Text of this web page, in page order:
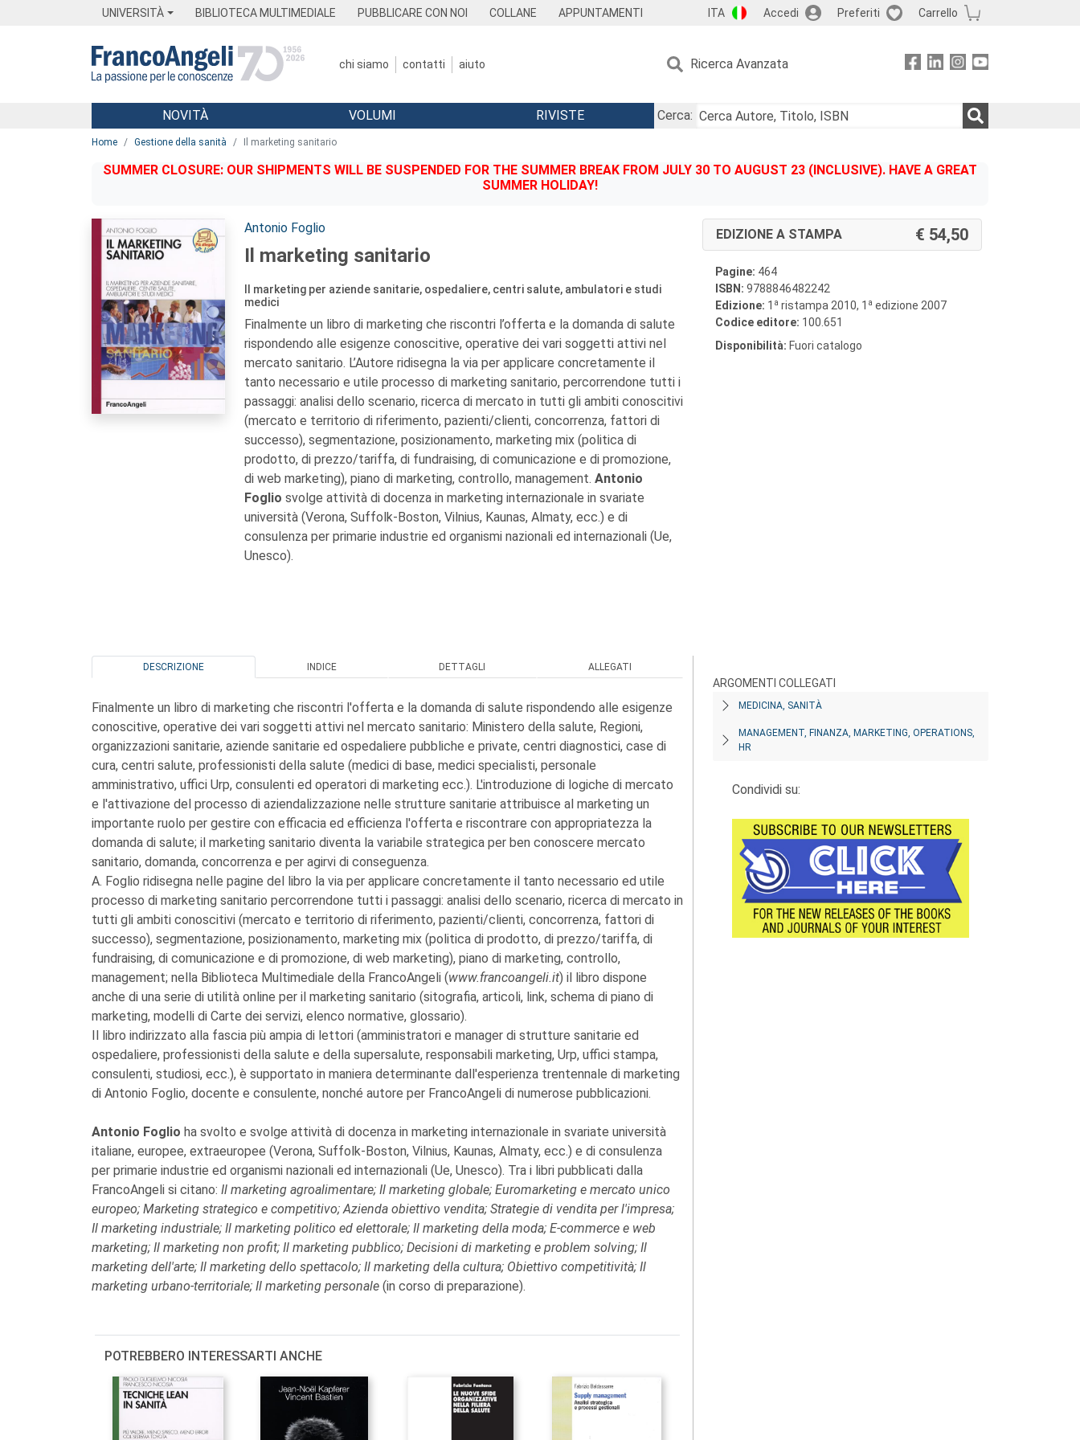
UNIVERSITÀ BIBLIOTECA MULTIMEDIALE PUBBLICARE CON NOI COLLANE APPUNTAMENTI ITA Accedi Preferiti Carrello
chi siamo contatti aiuto Ricerca Avanzata
Menu
NOVITÀ VOLUMI RIVISTE
Cerca:
Home Gestione della sanità Il marketing sanitario
SUMMER CLOSURE: OUR SHIPMENTS WILL BE SUSPENDED FOR THE SUMMER BREAK FROM JULY 30 TO AUGUST 23 (INCLUSIVE). HAVE A GREAT
SUMMER HOLIDAY!
Autori:
Antonio Foglio
Il marketing sanitario
Il marketing per aziende sanitarie, ospedaliere, centri salute, ambulatori e studi
medici
Finalmente un libro di marketing che riscontri l’offerta e la domanda di salute
rispondendo alle esigenze conoscitive, operative dei vari soggetti attivi nel
mercato sanitario. L’Autore ridisegna la via per applicare concretamente il
tanto necessario e utile processo di marketing sanitario, percorrendone tutti i
passaggi: analisi dello scenario, ricerca di mercato in tutti gli ambiti conoscitivi
(mercato e territorio di riferimento, pazienti/clienti, concorrenza, fattori di
successo), segmentazione, posizionamento, marketing mix (politica di
prodotto, di prezzo/tariffa, di fundraising, di comunicazione e di promozione,
di web marketing), piano di marketing, controllo, management. Antonio
Foglio svolge attività di docenza in marketing internazionale in svariate
università (Verona, Suffolk-Boston, Vilnius, Kaunas, Almaty, ecc.) e di
consulenza per primarie industrie ed organismi nazionali ed internazionali (Ue,
Unesco).
EDIZIONE A STAMPA 54,50
Pagine: 464
ISBN: 9788846482242
Edizione: 1 a ristampa 2010, 1 a edizione 2007
Codice editore: 100.651
Disponibilità: Fuori catalogo
DESCRIZIONE INDICE DETTAGLI ALLEGATI
Finalmente un libro di marketing che riscontri l'offerta e la domanda di salute rispondendo alle esigenze
conoscitive, operative dei vari soggetti attivi nel mercato sanitario: Ministero della salute, Regioni,
organizzazioni sanitarie, aziende sanitarie ed ospedaliere pubbliche e private, centri diagnostici, case di
cura, centri salute, professionisti della salute (medici di base, medici specialisti, personale
amministrativo, uffici Urp, consulenti ed operatori di marketing ecc.). L'introduzione di logiche di mercato
e l'attivazione del processo di aziendalizzazione nelle strutture sanitarie attribuisce al marketing un
importante ruolo per gestire con efficacia ed efficienza l'offerta e riscontrare con appropriatezza la
domanda di salute; il marketing sanitario diventa la variabile strategica per ben conoscere mercato
sanitario, domanda, concorrenza e per agirvi di conseguenza.
A. Foglio ridisegna nelle pagine del libro la via per applicare concretamente il tanto necessario ed utile
processo di marketing sanitario percorrendone tutti i passaggi: analisi dello scenario, ricerca di mercato in
tutti gli ambiti conoscitivi (mercato e territorio di riferimento, pazienti/clienti, concorrenza, fattori di
successo), segmentazione, posizionamento, marketing mix (politica di prodotto, di prezzo/tariffa, di
fundraising, di comunicazione e di promozione, di web marketing), piano di marketing, controllo,
management; nella Biblioteca Multimediale della FrancoAngeli (www.francoangeli.it) il libro dispone
anche di una serie di utilità online per il marketing sanitario (sitografia, articoli, link, schema di piano di
marketing, modelli di Carte dei servizi, elenco normative, glossario).
Il libro indirizzato alla fascia più ampia di lettori (amministratori e manager di strutture sanitarie ed
ospedaliere, professionisti della salute e della supersalute, responsabili marketing, Urp, uffici stampa,
consulenti, studiosi, ecc.), è supportato in maniera determinante dall'esperienza trentennale di marketing
di Antonio Foglio, docente e consulente, nonché autore per FrancoAngeli di numerose pubblicazioni.
Antonio Foglio ha svolto e svolge attività di docenza in marketing internazionale in svariate università
italiane, europee, extraeuropee (Verona, Suffolk-Boston, Vilnius, Kaunas, Almaty, ecc.) e di consulenza
per primarie industrie ed organismi nazionali ed internazionali (Ue, Unesco). Tra i libri pubblicati dalla
FrancoAngeli si citano: Il marketing agroalimentare; Il marketing globale; Euromarketing e mercato unico
europeo; Marketing strategico e competitivo; Azienda obiettivo vendita; Strategie di vendita per l'impresa;
Il marketing industriale; Il marketing politico ed elettorale; Il marketing della moda; E-commerce e web
marketing; Il marketing non profit; Il marketing pubblico; Decisioni di marketing e problem solving; Il
marketing dell'arte; Il marketing dello spettacolo; Il marketing della cultura; Obiettivo competitività; Il
marketing urbano-territoriale; Il marketing personale (in corso di preparazione).
POTREBBERO INTERESSARTI ANCHE
ARGOMENTI COLLEGATI
MEDICINA, SANITÀ
MANAGEMENT, FINANZA, MARKETING, OPERATIONS,
HR
Condividi su: